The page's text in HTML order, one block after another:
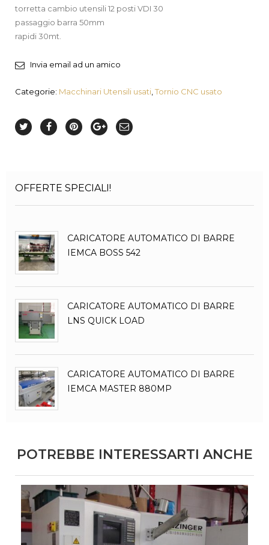
torretta cambio utensili 12 posti VDI 30
passaggio barra 50mm
rapidi 30mt.
Invia email ad un amico
Categorie: Macchinari Utensili usati Tornio CNC usato
OFFERTE SPECIALI!
CARICATORE AUTOMATICO DI BARRE
IEMCA BOSS 542
CARICATORE AUTOMATICO DI BARRE
LNS QUICK LOAD
CARICATORE AUTOMATICO DI BARRE
IEMCA MASTER 880MP
POTREBBE INTERESSARTI ANCHE